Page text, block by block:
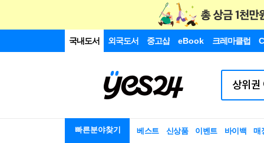
국내도서 외국도서 중고샵 eBook 크레마클럽
빠른분야찾기 베스트 신상품 이벤트 바이백 매